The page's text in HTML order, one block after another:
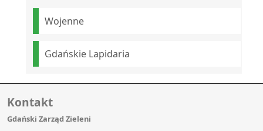
Wojenne
Gdańskie Lapidaria
Kontakt
Gdański Zarząd Zieleni